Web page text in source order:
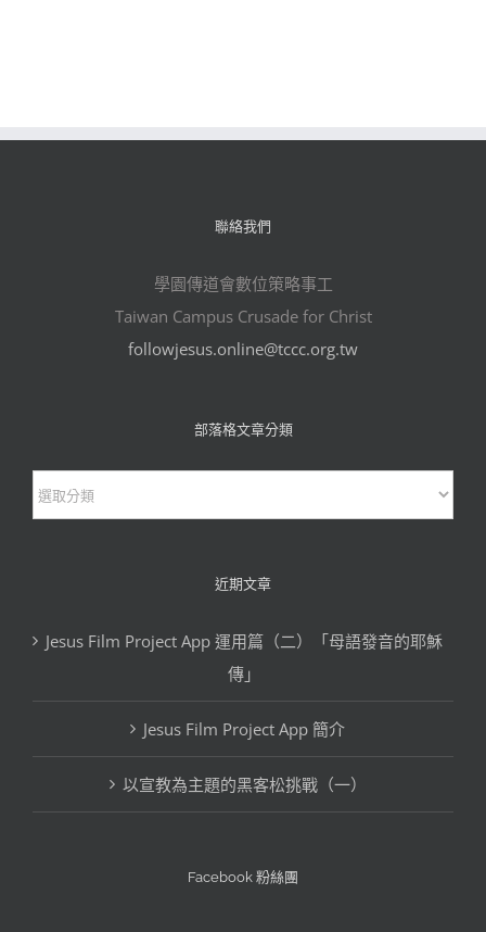
聯絡我們
學園傳道會數位策略事工
Taiwan Campus Crusade for Christ
followjesus.online@tccc.org.tw
部落格文章分類
部
落
分
近期文章
Jesus Film Project App 運用篇（二）「母語發音的耶穌
傳」
Jesus Film Project App 簡介
以宣教為主題的黑客松挑戰（一）
Facebook 粉絲團